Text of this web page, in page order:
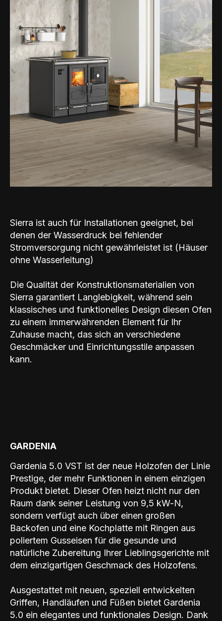
Sierra ist auch für Installationen geeignet, bei
denen der Wasserdruck bei fehlender
Stromversorgung nicht gewährleistet ist (Häuser
ohne Wasserleitung)
Die Qualität der Konstruktionsmaterialien von
Sierra garantiert Langlebigkeit, während sein
klassisches und funktionelles Design diesen Ofen
zu einem immerwährenden Element für Ihr
Zuhause macht, das sich an verschiedene
Geschmäcker und Einrichtungsstile anpassen
kann.
GARDENIA
Gardenia 5.0 VST ist der neue Holzofen der Linie
Prestige, der mehr Funktionen in einem einzigen
Produkt bietet. Dieser Ofen heizt nicht nur den
Raum dank seiner Leistung von 9,5 kW-N,
sondern verfügt auch über einen großen
Backofen und eine Kochplatte mit Ringen aus
poliertem Gusseisen für die gesunde und
natürliche Zubereitung Ihrer Lieblingsgerichte mit
dem einzigartigen Geschmack des Holzofens.
Ausgestattet mit neuen, speziell entwickelten
Griffen, Handläufen und Füßen bietet Gardenia
5.0 ein elegantes und funktionales Design. Dank